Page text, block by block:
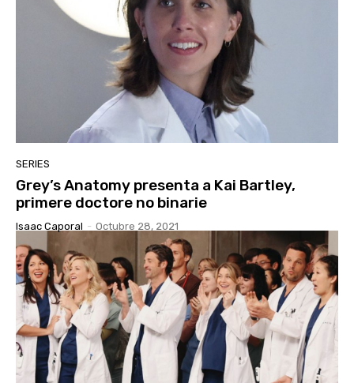
SERIES
Grey’s Anatomy presenta a Kai Bartley,
primere doctore no binarie
Isaac Caporal - Octubre 28, 2021